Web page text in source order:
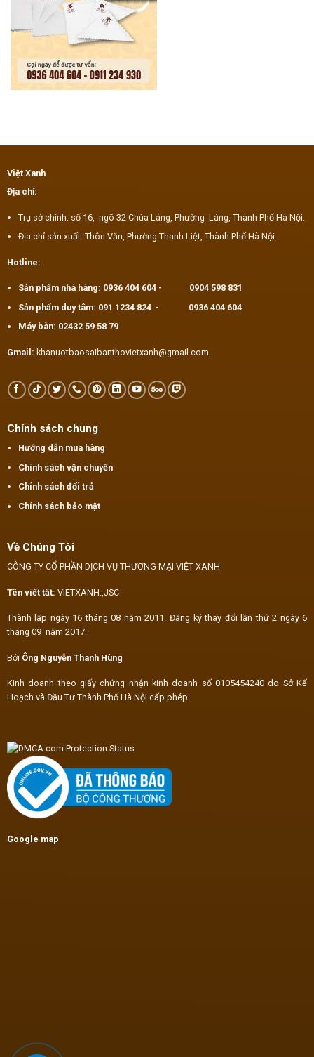
Việt Xanh
Địa chỉ:
Trụ sở chính: số 16, ngõ 32 Chùa Láng, Phường Láng, Thành Phố Hà Nội.
Địa chỉ sản xuất: Thôn Văn, Phường Thanh Liệt, Thành Phố Hà Nội.
Hotline:
Sản phẩm nhà hàng: 0936 404 604- 0904 598 831
Sản phẩm duy tâm: 091 1234 824 -
0936 404 604
Máy bàn: 02432 59 58 79
Gmail: khanuotbaosaibanthovietxanh@gmail.com
Chính sách chung
Hướng dẫn mua hàng
Chính sách vận chuyển
Chính sách đổi trả
Chính sách bảo mật
Về Chúng Tôi
CÔNG TY CỔ PHẦN DỊCH VỤ THƯƠNG MẠI VIỆT XANH
Tên viết tắt: VIETXANH.,JSC
Thành lập ngày 16 tháng 08 năm 2011. Đăng ký thay đổi lần thứ 2 ngày 6
tháng 09 năm 2017.
Bởi Ông Nguyễn Thanh Hùng
Kinh doanh theo giấy chứng nhận kinh doanh số 0105454240 do Sở Kế
Hoạch và Đầu Tư Thành Phố Hà Nội cấp phép.
Google map